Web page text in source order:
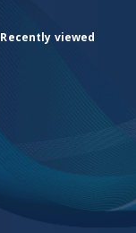
Recently viewed